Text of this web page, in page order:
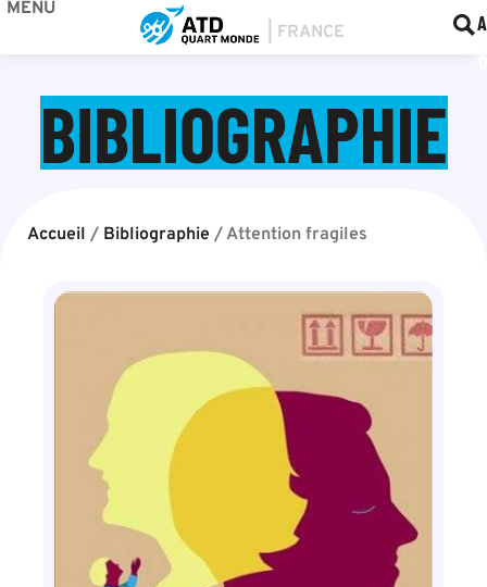
MENU
BIBLIOGRAPHIE
Accueil / Bibliographie /Attention fragiles